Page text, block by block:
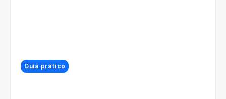
Guia prático